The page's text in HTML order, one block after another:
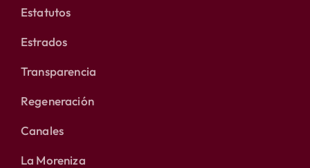
Estatutos
Estrados
Transparencia
Regeneración
Canales
La Moreniza